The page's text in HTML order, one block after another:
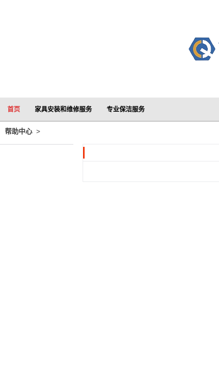
首页 家具安装和维修服务 专业保洁服务
帮助中心 >